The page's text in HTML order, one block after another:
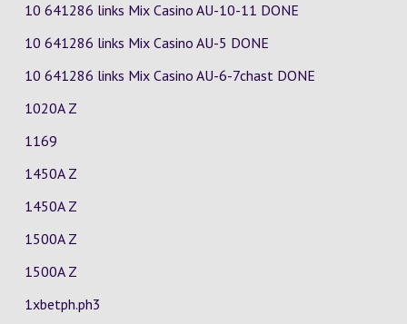
10 641286 links Mix Casino AU-10-11 DONE
10 641286 links Mix Casino AU-5 DONE
10 641286 links Mix Casino AU-6-7chast DONE
1020A Z
1169
1450A Z
1450A Z
1500A Z
1500A Z
1xbetph.ph3